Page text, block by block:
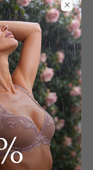
Лиф t-shirt
9 000₽ 5 850₽
Выбрать размер